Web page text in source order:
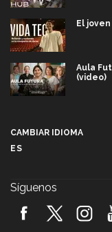
El
Aula
(video)
2026!
CAMBIAR IDIOMA
ES
Síguenos